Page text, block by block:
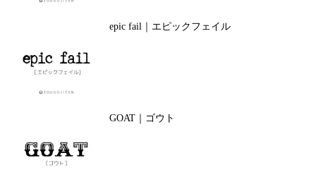
epic fail｜エピックフェイル
GOAT｜ゴウト